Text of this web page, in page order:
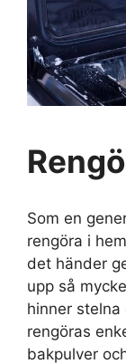
Som en
rengöra i
det händer
upp så
hinner
rengöras
bakpulver